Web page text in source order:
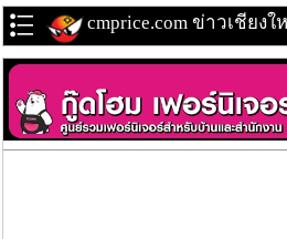
cmprice.com ข่าวเชียง